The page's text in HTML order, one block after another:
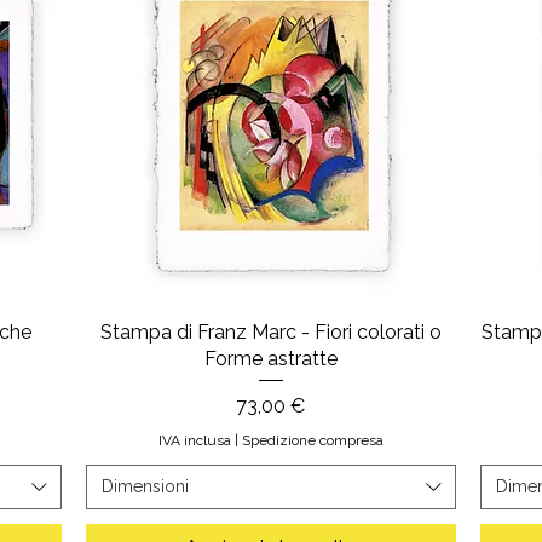
Stampa di Franz Marc - Fiori colorati o
Forme astratte
Prezzo
73,00 €
IVA inclusa| Spedizione compresa
Dimensioni